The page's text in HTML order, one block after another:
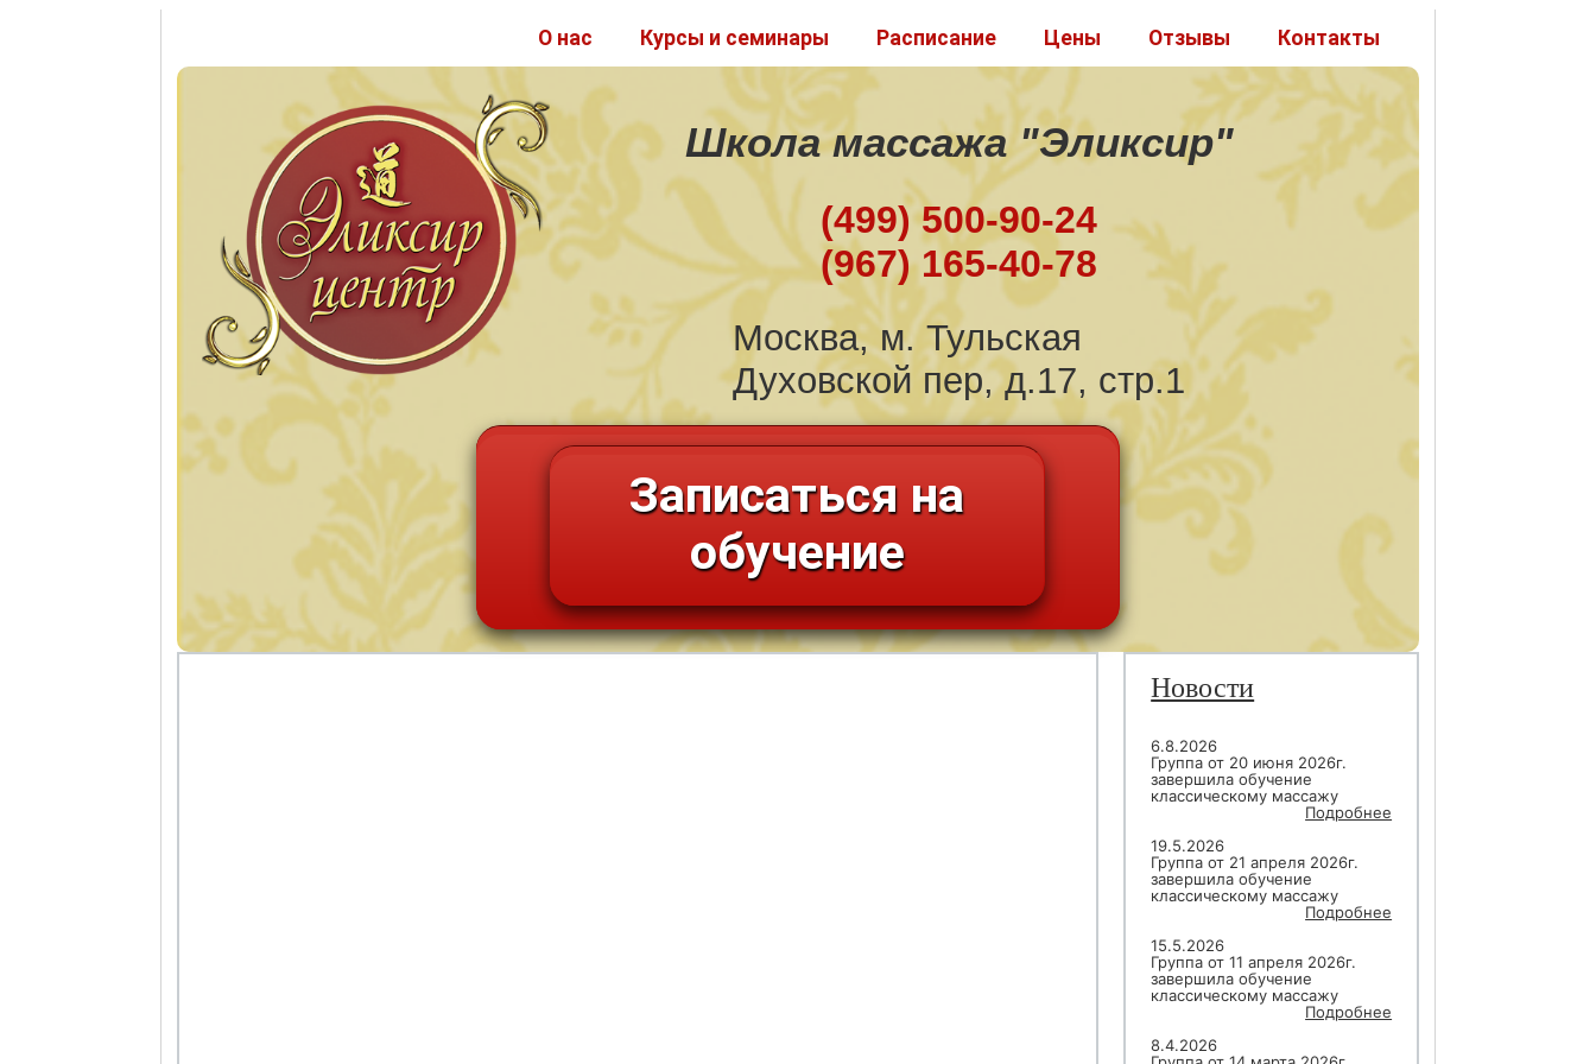
О нас Курсы и семинары Расписание Цены Отзывы Контакты
Школа массажа "Эликсир"
(499) 500-90-24
(967) 165-40-78
Москва, м. Тульская
Духовской пер, д.17, стр.1
Записаться на
обучение
Новости
6.8.2026
Группа от 20 июня 2026г.
завершила обучение
классическому массажу
Подробнее
19.5.2026
Группа от 21 апреля 2026г.
завершила обучение
классическому массажу
Подробнее
15.5.2026
Группа от 11 апреля 2026г.
завершила обучение
классическому массажу
Подробнее
8.4.2026